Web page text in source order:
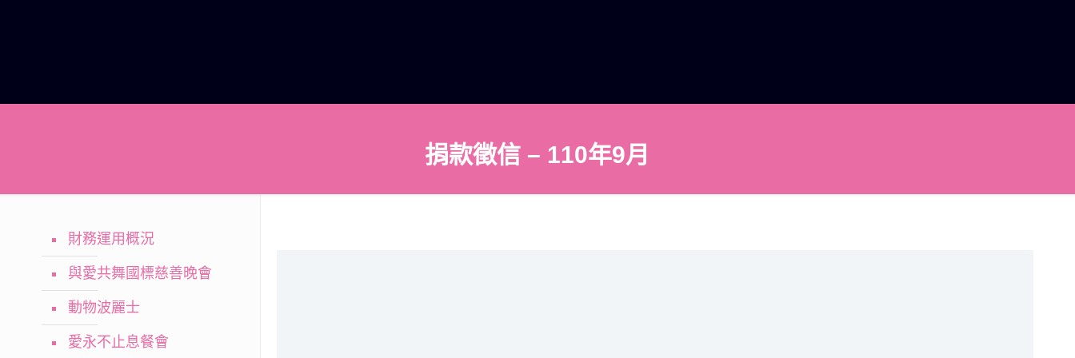
捐款徵信 – 110年9月
財務運用概況
與愛共舞國標慈善晚會
動物波麗士
愛永不止息餐會